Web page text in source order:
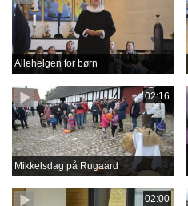
Allehelgen for børn
02:16
Mikkelsdag på Rugaard
02:00